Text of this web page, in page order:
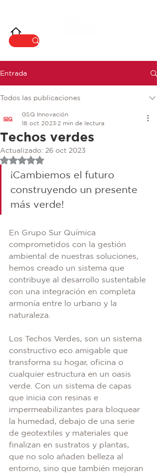
Entrada
Todos las publicaciones
Techos verdes
GSQ Innovación
18 oct 2023 2 min de lectura
Actualizado: 26 oct 2023
Obtuvo NaN de 5 estrellas.
¡Cambiemos el futuro
construyendo un presente
más verde!
En Grupo Sur Química
comprometidos con la gestión
ambiental de nuestras soluciones,
hemos creado un sistema que
contribuye al desarrollo sustentable
con una integración en completa
armonía entre lo urbano y la
naturaleza.
Los Techos Verdes, son un sistema
constructivo eco amigable que
transforma su hogar, oficina o
cualquier estructura en un oasis
verde. Con un sistema de capas
que inicia con resinas e
impermeabilizantes para bloquear
la humedad, debajo de una serie
de geotextiles y materiales que
finalizan en sustratos y plantas,
que no solo añaden belleza al
entorno, sino que también mejoran